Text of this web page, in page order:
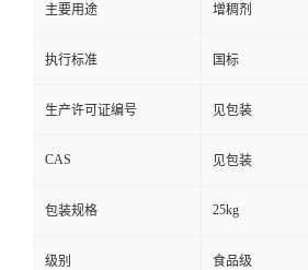
主要用途 增稠剂
执行标准 国标
生产许可证编号 见包装
CAS 见包装
包装规格 25kg
级别 食品级